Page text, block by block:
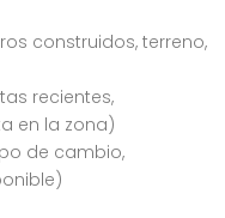
construidos, terreno,
recientes,
en la zona)
de cambio,